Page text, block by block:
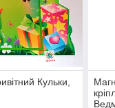
Кульки,